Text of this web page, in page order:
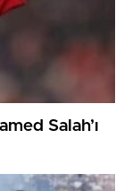
Salah’ı